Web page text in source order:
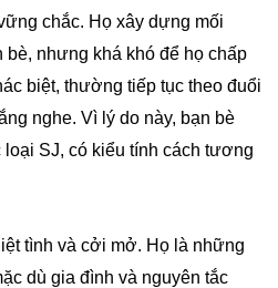
chắc. Họ xây dựng mối
nhưng khá khó để họ chấp
biệt, thường tiếp tục theo đuổi
nghe. Vì lý do này, bạn bè
SJ, có kiểu tính cách tương
tình và cởi mở. Họ là những
dù gia đình và nguyên tắc